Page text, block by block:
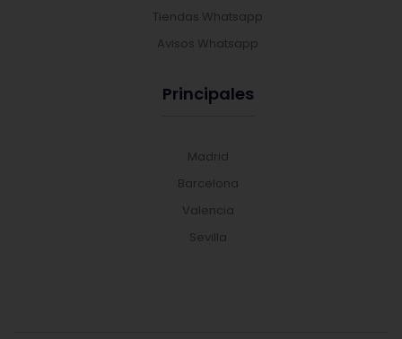
Tiendas Whatsapp
Avisos Whatsapp
Principales
Madrid
Barcelona
Valencia
Sevilla